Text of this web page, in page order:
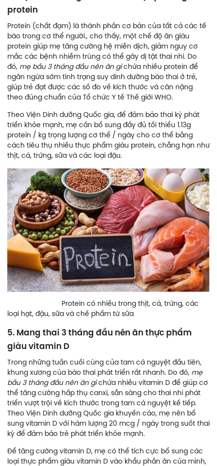
protein
Protein (chất đạm) là thành phần cơ bản của tất cả các tế
bào trong cơ thể người., cho thấy, một chế độ ăn giàu
protein giúp mẹ tăng cường hệ miễn dịch, giảm nguy cơ
mắc các bệnh nhiễm trùng có thể gây dị tật thai nhi. Do
đó, mẹ bầu 3 tháng đầu nên ăn gìchứa nhiều protein để
ngăn ngừa sớm tình trạng suy dinh dưỡng bào thai ở trẻ,
giúp trẻ đạt được các số đo về kích thước và cân nặng
theo đúng chuẩn của Tổ chức Y tế Thế giới WHO.
Theo Viện Dinh dưỡng Quốc gia, để đảm bảo thai kỳ phát
triển khỏe mạnh, mẹ cần bổ sung đầy đủ tối thiểu 1.13g
protein / kg trọng lượng cơ thể / ngày cho cơ thể bằng
cách tiêu thụ nhiều thực phẩm giàu protein, chẳng hạn như
thịt, cá, trứng, sữa và các loại đậu.
Protein có nhiều trong thịt, cá, trứng, các
loại hạt, đậu, sữa và chế phẩm từ sữa
5. Mang thai 3 tháng đầu nên ăn thực phẩm
giàu vitamin D
Trong những tuần cuối cùng của tam cá nguyệt đầu tiên,
khung xương của bào thai phát triển rất nhanh. Do đó, mẹ
bầu 3 tháng đầu nên ăn gìchứa nhiều vitamin D để giúp cơ
thể tăng cường hấp thụ canxi, sẵn sàng cho thai nhi phát
triển vượt trội về kích thước trong tam cá nguyệt kế tiếp.
Theo Viện Dinh dưỡng Quốc gia khuyến cáo, mẹ nên bổ
sung vitamin D với hàm lượng 20 mcg / ngày trong suốt thai
kỳ để đảm bảo trẻ phát triển khỏe mạnh.
Để tăng cường vitamin D, mẹ có thể tích cực bổ sung các
loại thực phẩm giàu vitamin D vào khẩu phần ăn của mình,